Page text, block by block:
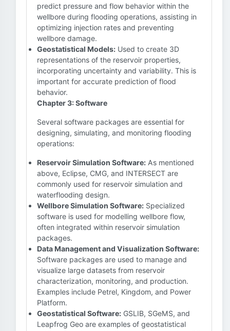
predict pressure and flow behavior within the
wellbore during flooding operations, assisting in
optimizing injection rates and preventing
wellbore damage.
Geostatistical Models: Used to create 3D
representations of the reservoir properties,
incorporating uncertainty and variability. This is
important for accurate prediction of flood
behavior.
Chapter 3: Software
Several software packages are essential for
designing, simulating, and monitoring flooding
operations:
Reservoir Simulation Software: As mentioned
above, Eclipse, CMG, and INTERSECT are
commonly used for reservoir simulation and
waterflooding design.
Wellbore Simulation Software: Specialized
software is used for modelling wellbore flow,
often integrated within reservoir simulation
packages.
Data Management and Visualization Software:
Software packages are used to manage and
visualize large datasets from reservoir
characterization, monitoring, and production.
Examples include Petrel, Kingdom, and Power
Platform.
Geostatistical Software: GSLIB, SGeMS, and
Leapfrog Geo are examples of geostatistical